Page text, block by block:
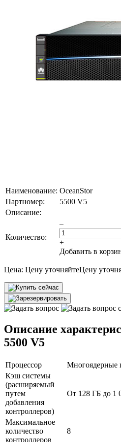
Наименование: OceanStor
Партномер:
5500 V5
Описание:
Количество:
–
+
Добавить в
Цена: Цену уточняйтеЦену
Описание
5500 V5
Процессор
Многоядерные
Кэш системы
(расширяемый
путем
добавления
контроллеров)
От 128 ГБ до 1
Максимальное
количество
контроллеров
8